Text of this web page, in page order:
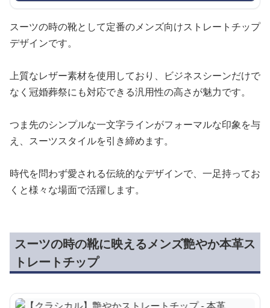
スーツの時の靴として定番のメンズ向けストレートチップ
デザインです。
上質なレザー素材を使用しており、ビジネスシーンだけで
なく冠婚葬祭にも対応できる汎用性の高さが魅力です。
つま先のシンプルな一文字ラインがフォーマルな印象を与
え、スーツスタイルを引き締めます。
時代を問わず愛される伝統的なデザインで、一足持ってお
くと様々な場面で活躍します。
スーツの時の靴に映えるメンズ艶やか本革ス
トレートチップ